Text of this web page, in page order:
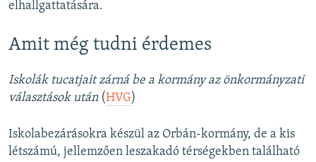
elhallgattatására.
Amit még tudni érdemes
Iskolák tucatjait zárná be a kormány az önkormányzati
választások után(HVG)
Iskolabezárásokra készül az Orbán-kormány, de a kis
létszámú, jellemzően leszakadó térségekben található